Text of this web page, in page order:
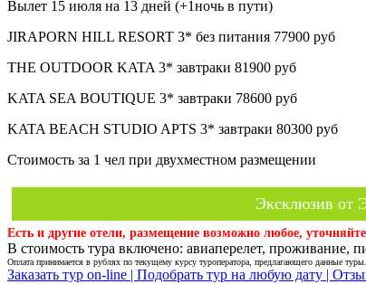
Вылет 15 июля на 13 дней (+1ночь в пути)
JIRAPORN HILL RESORT 3* без питания 77900 руб
THE OUTDOOR KATA 3* завтраки 81900 руб
KATA SEA BOUTIQUE 3* завтраки 78600 руб
KATA BEACH STUDIO APTS 3* завтраки 80300 руб
Стоимость за 1 чел при двухместном размещении
Эксклюзив от
Есть и другие отели, размещение возможно любое,
В стоимость тура включено: авиаперелет, проживание,
Оплата принимается в рублях по текущему курсу туроператора, предлагающего данные туры.
Заказать тур on-line | Подобрать тур на любую дату |